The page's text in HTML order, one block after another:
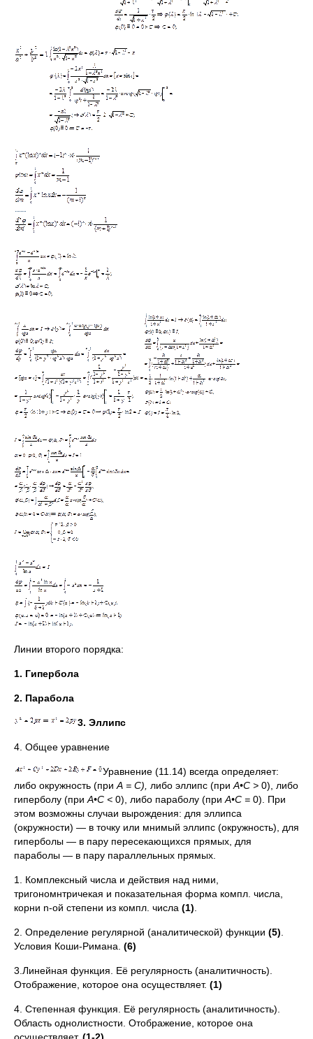
Линии второго порядка:
1. Гипербола
2. Парабола
3. Эллипс
4. Общее уравнение
Уравнение (11.14) всегда определяет:
либо окружность (при А = С), либо эллипс (при А•С > 0), либо
гиперболу (при А•С < 0), либо параболу (при А•С = 0). При
этом возможны случаи вырождения: для эллипса
(окружности) — в точку или мнимый эллипс (окружность), для
гиперболы — в пару пересекающихся прямых, для
параболы — в пару параллельных прямых.
1. Комплексный числа и действия над ними,
тригономнтричекая и показательная форма компл. числа,
корни n-ой степени из компл. числа (1)
2. Определение регулярной (аналитической) функции (5)
Условия Коши-Римана. (6)
3.Линейная функция. Её регулярность (аналитичность).
Отображение, которое она осуществляет. (1)
4. Степенная функция. Её регулярность (аналитичность).
Область однолистности. Отображение, которое она
осуществляет. (1-2)